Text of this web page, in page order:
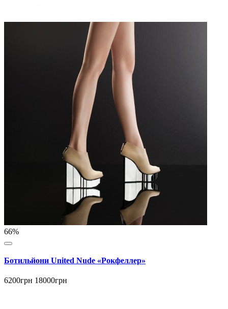
66%
Ботильйони United Nude «Рокфеллер»
6200грн 18000грн